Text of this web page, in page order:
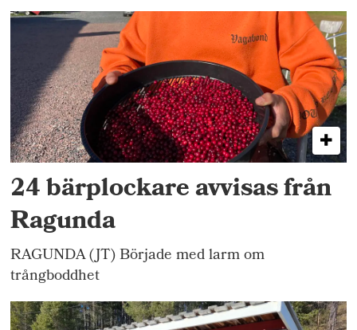
24 bärplockare avvisas från
Ragunda
RAGUNDA (JT) Började med larm om
trångboddhet